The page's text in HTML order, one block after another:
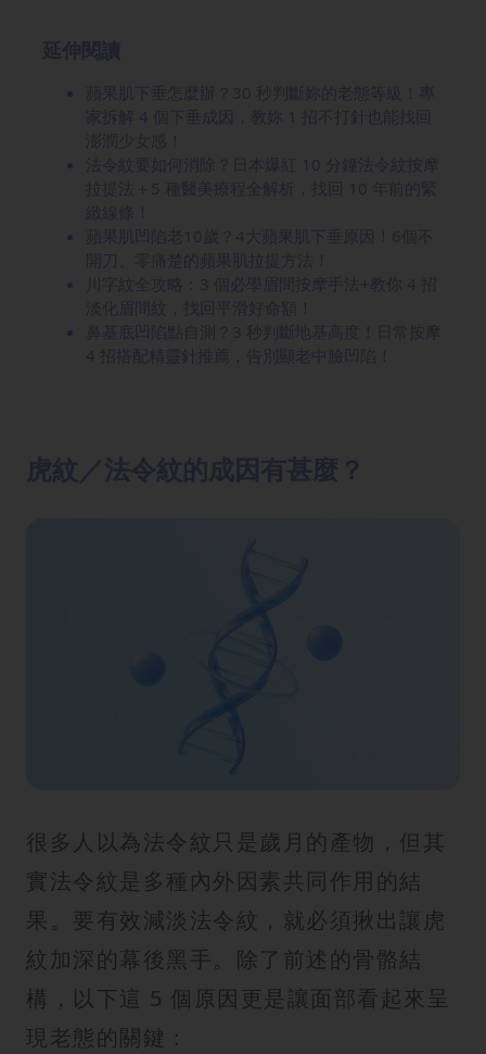
很多人以為法令紋只是歲月的產物，但其
實法令紋是多種內外因素共同作用的結
果。要有效減淡法令紋，就必須揪出讓虎
紋加深的幕後黑手。除了前述的骨骼結
構，以下這 5 個原因更是讓面部看起來呈
現老態的關鍵：